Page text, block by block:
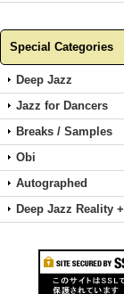
Special Categories
Deep Jazz
Jazz for Dancers
Breaks / Samples
Obi
Autographed
Deep Jazz Reality +